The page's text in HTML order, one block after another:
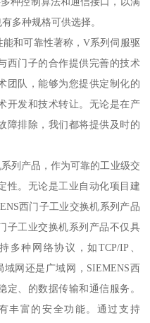
多种规格可供选择。
和可靠性著称，V系列伺服驱
西门子的合作提供完善的技术
团队，能够为您提供定制化的
开发和技术转让。无论是在产
障排除，我们都将提供及时的
产品，作为可靠的工业级交
性。无论是工业自动化项目建
西门子工业交换机系列产品
子工业交换机系列产品不仅具
种网络协议，如TCP/IP、
域网还是广域网，SIEMENS西
、的数据传输和通信服务。
丰富的安全功能。通过支持